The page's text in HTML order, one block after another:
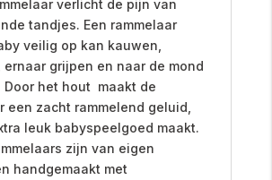
verlicht de pijn van
tandjes. Een rammelaar
veilig op kan kauwen,
ernaar grijpen en naar de mond
Door het hout maakt de
een zacht rammelend geluid,
leuk babyspeelgoed maakt.
zijn van eigen
handgemaakt met